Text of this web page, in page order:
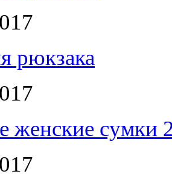
рюкзака
женские сумки